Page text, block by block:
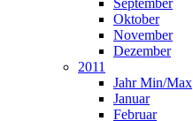
September
Oktober
November
Dezember
2011
Jahr Min/Max
Januar
Februar